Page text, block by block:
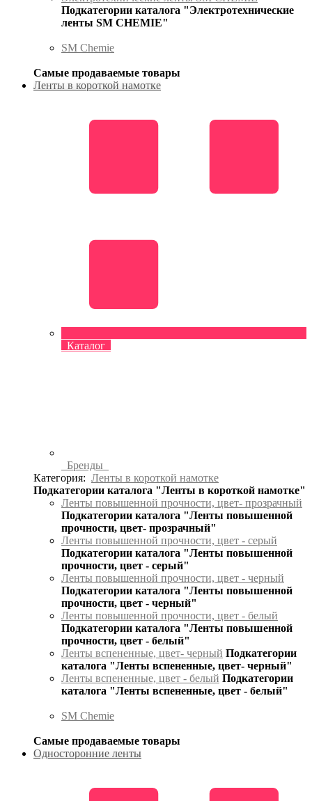
Подкатегории каталога "Электротехнические
ленты SM CHEMIE"
SM Chemie
Самые продаваемые товары
Ленты в короткой намотке
Каталог
Бренды
Категория: Ленты в короткой намотке
Подкатегории каталога "Ленты в короткой намотке"
Ленты повышенной прочности, цвет- прозрачный
Подкатегории каталога "Ленты повышенной
прочности, цвет- прозрачный"
Ленты повышенной прочности, цвет - серый
Подкатегории каталога "Ленты повышенной
прочности, цвет - серый"
Ленты повышенной прочности, цвет - черный
Подкатегории каталога "Ленты повышенной
прочности, цвет - черный"
Ленты повышенной прочности, цвет - белый
Подкатегории каталога "Ленты повышенной
прочности, цвет - белый"
Ленты вспененные, цвет- черный Подкатегории
каталога "Ленты вспененные, цвет- черный"
Ленты вспененные, цвет - белый Подкатегории
каталога "Ленты вспененные, цвет - белый"
SM Chemie
Самые продаваемые товары
Односторонние ленты